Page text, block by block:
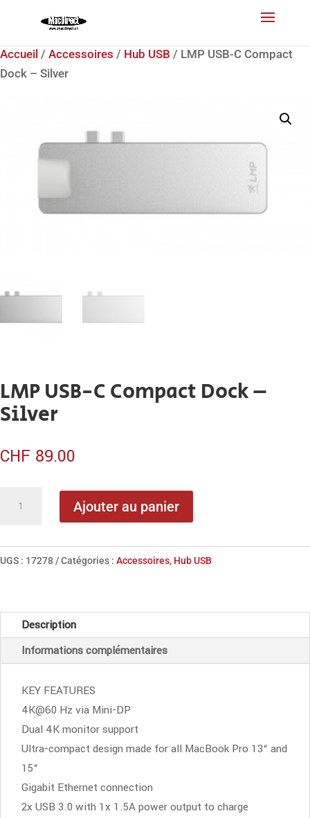
Accueil / Accessoires / Hub USB / LMP USB-C Compact
Dock – Silver
LMP USB-C Compact Dock –
Silver
CHF 89.00
USB-
Dock
Silver
Ajouter au panier
UGS : 17278 Catégories : Accessoires, Hub USB
Description
Informations complémentaires
KEY FEATURES
4K@60 Hz via Mini-DP
Dual 4K monitor support
Ultra-compact design made for all MacBook Pro 13“ and
15“
Gigabit Ethernet connection
2x USB 3.0 with 1x 1.5A power output to charge